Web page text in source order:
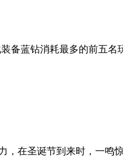
备蓝钻消耗最多的前五名
在圣诞节到来时，一鸣